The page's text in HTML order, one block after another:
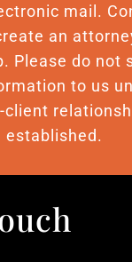
mail.
an
Please do not
to us
established.